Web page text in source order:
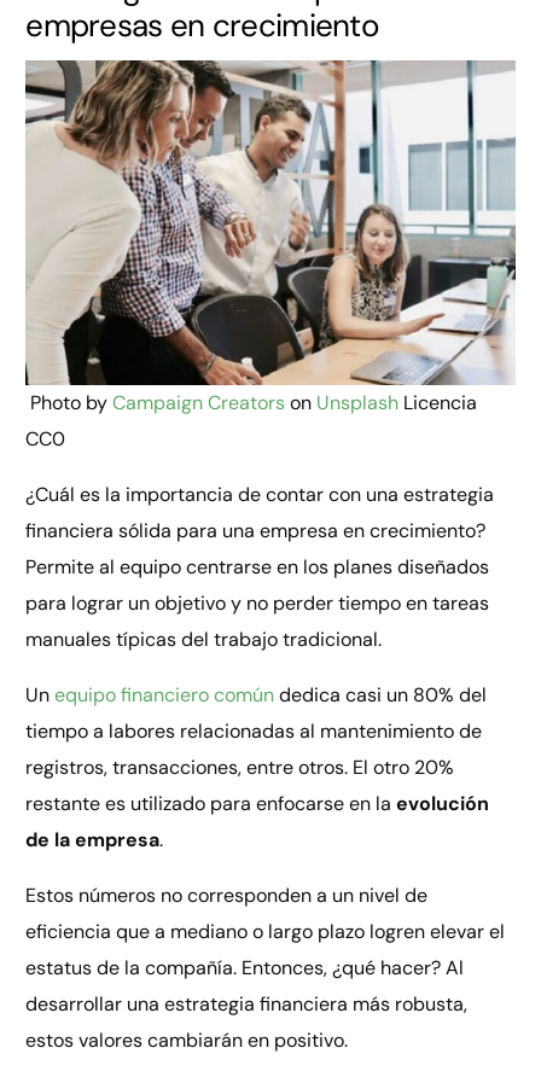
empresas en crecimiento
Photo by Campaign Creatorson Unsplash Licencia
CC0
¿Cuál es la importancia de contar con una estrategia
financiera sólida para una empresa en crecimiento?
Permite al equipo centrarse en los planes diseñados
para lograr un objetivo y no perder tiempo en tareas
manuales típicas del trabajo tradicional.
Unequipo financiero comúndedica casi un 80% del
tiempo a labores relacionadas al mantenimiento de
registros, transacciones, entre otros. El otro 20%
restante es utilizado para enfocarse en laevolución
de la empresa.
Estos números no corresponden a un nivel de
eficiencia que a mediano o largo plazo logren elevar el
estatus de la compañía. Entonces, ¿qué hacer? Al
desarrollar una estrategia financiera más robusta,
estos valores cambiarán en positivo.